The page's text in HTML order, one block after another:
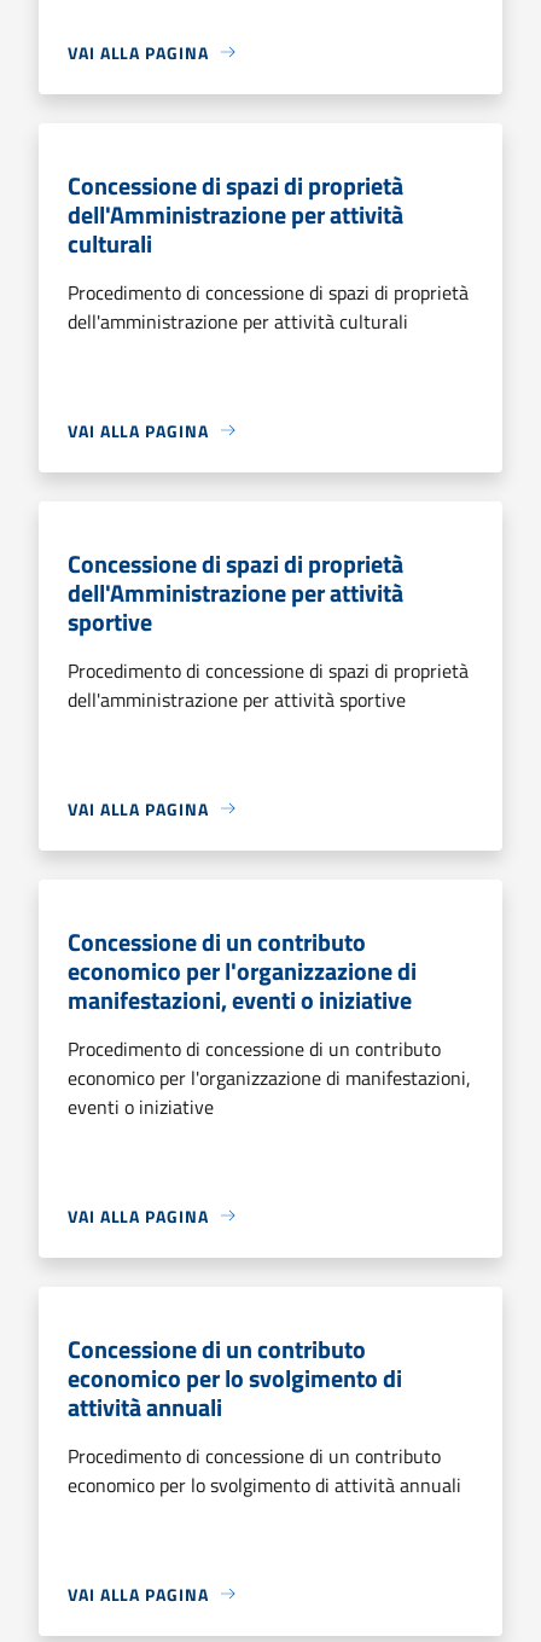
VAI ALLA PAGINA
Concessione di spazi di proprietà
dell'Amministrazione per attività
culturali
Procedimento di concessione di spazi di proprietà
dell'amministrazione per attività culturali
VAI ALLA PAGINA
Concessione di spazi di proprietà
dell'Amministrazione per attività
sportive
Procedimento di concessione di spazi di proprietà
dell'amministrazione per attività sportive
VAI ALLA PAGINA
Concessione di un contributo
economico per l'organizzazione di
manifestazioni, eventi o iniziative
Procedimento di concessione di un contributo
economico per l'organizzazione di manifestazioni,
eventi o iniziative
VAI ALLA PAGINA
Concessione di un contributo
economico per lo svolgimento di
attività annuali
Procedimento di concessione di un contributo
economico per lo svolgimento di attività annuali
VAI ALLA PAGINA